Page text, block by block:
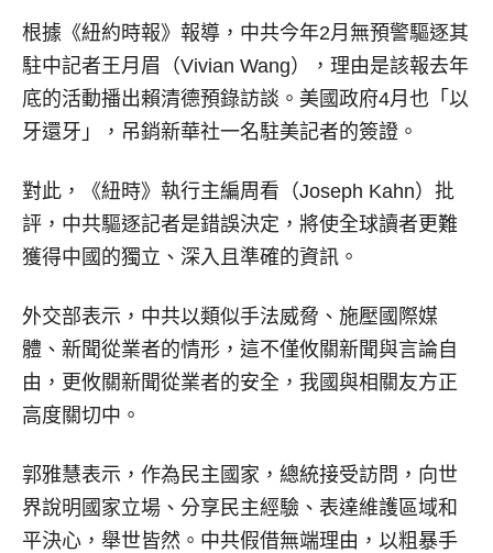
根據《紐約時報》報導，中共今年2月無預警驅逐其
駐中記者王月眉（Vivian Wang），理由是該報去年
底的活動播出賴清德預錄訪談。美國政府4月也「以
牙還牙」，吊銷新華社一名駐美記者的簽證。
對此，《紐時》執行主編周看（Joseph Kahn）批
評，中共驅逐記者是錯誤決定，將使全球讀者更難
獲得中國的獨立、深入且準確的資訊。
外交部表示，中共以類似手法威脅、施壓國際媒
體、新聞從業者的情形，這不僅攸關新聞與言論自
由，更攸關新聞從業者的安全，我國與相關友方正
高度關切中。
郭雅慧表示，作為民主國家，總統接受訪問，向世
界說明國家立場、分享民主經驗、表達維護區域和
平決心，舉世皆然。中共假借無端理由，以粗暴手